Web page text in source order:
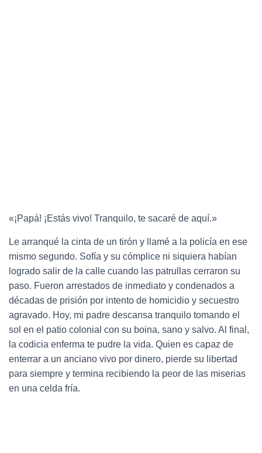
«¡Papá! ¡Estás vivo! Tranquilo, te sacaré de aquí.»
Le arranqué la cinta de un tirón y llamé a la policía en ese
mismo segundo. Sofía y su cómplice ni siquiera habían
logrado salir de la calle cuando las patrullas cerraron su
paso. Fueron arrestados de inmediato y condenados a
décadas de prisión por intento de homicidio y secuestro
agravado. Hoy, mi padre descansa tranquilo tomando el
sol en el patio colonial con su boina, sano y salvo. Al final,
la codicia enferma te pudre la vida. Quien es capaz de
enterrar a un anciano vivo por dinero, pierde su libertad
para siempre y termina recibiendo la peor de las miserias
en una celda fría.